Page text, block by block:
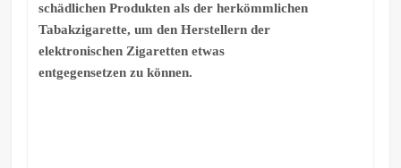
schädlichen Produkten als der herkömmlichen
Tabakzigarette, um den Herstellern der
elektronischen Zigaretten etwas
entgegensetzen zu können.